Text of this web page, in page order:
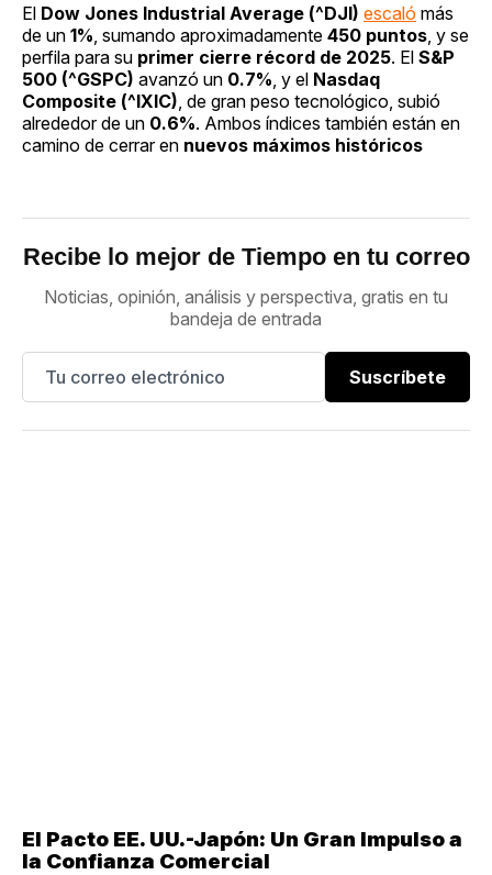
El Dow Jones Industrial Average (^DJI) escaló más
de un 1% , sumando aproximadamente 450 puntos , y se
perfila para su primer cierre récord de 2025. El S&P
500 (^GSPC) avanzó un 0.7% , y el Nasdaq
Composite (^IXIC) , de gran peso tecnológico, subió
alrededor de un 0.6%. Ambos índices también están en
camino de cerrar en nuevos máximos históricos
Recibe lo mejor de Tiempo en tu correo
Noticias, opinión, análisis y perspectiva, gratis en tu
bandeja de entrada
Suscríbete
El Pacto EE. UU.-Japón: Un Gran Impulso a
la Confianza Comercial